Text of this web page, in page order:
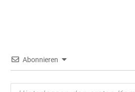
Abonnieren